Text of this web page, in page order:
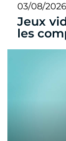
03/08/2026
Jeux
les